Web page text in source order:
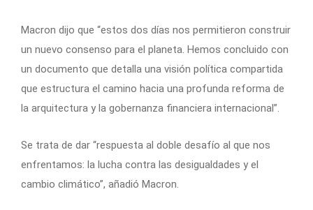
Macron dijo que “estos dos días nos permitieron construir
un nuevo consenso para el planeta. Hemos concluido con
un documento que detalla una visión política compartida
que estructura el camino hacia una profunda reforma de
la arquitectura y la gobernanza financiera internacional”.
Se trata de dar “respuesta al doble desafío al que nos
enfrentamos: la lucha contra las desigualdades y el
cambio climático”, añadió Macron.